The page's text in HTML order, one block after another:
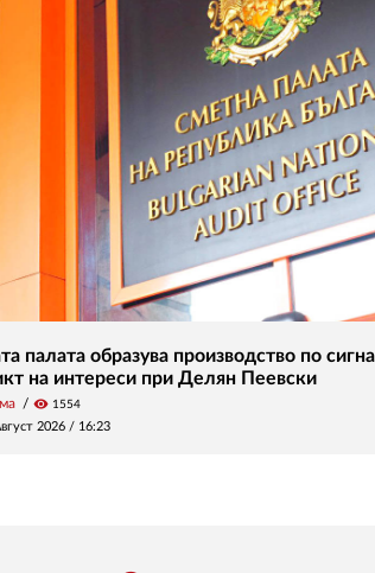
палата образува производство по
на интереси при Делян Пеевски
visibility 1554
2026 / 16:23